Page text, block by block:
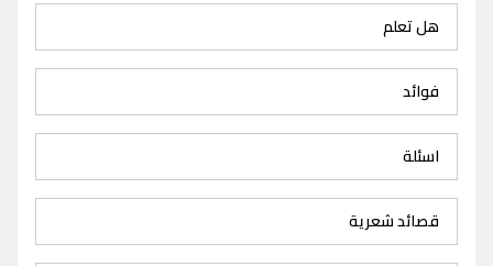
هل تعلم
فوائد
اسئلة
قصائد شعرية